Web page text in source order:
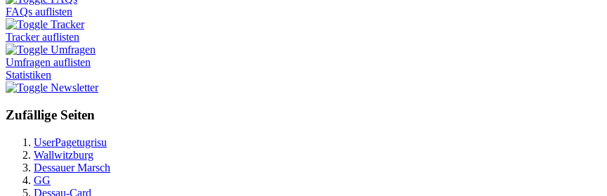
FAQs auflisten
Tracker
Tracker auflisten
Umfragen
Umfragen auflisten
Statistiken
Newsletter
Zufällige Seiten
UserPagetugrisu
Wallwitzburg
Dessauer Marsch
GG
Dessau-Card